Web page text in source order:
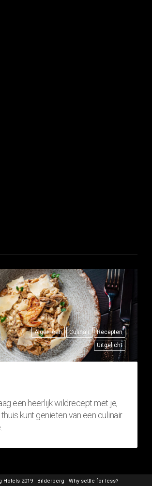
Algemeen Culinair
Recepten
Uitgelicht
een heerlijk wildrecept met je,
kunt genieten van een culinair
Hotels 2019 Bilderberg Why settle for less?